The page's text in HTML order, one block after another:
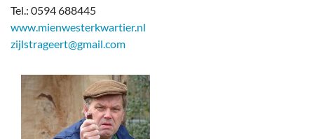
Welzijn & Maatschappij
Bedrijven
Prikbord & Aanbiedingen
Plaats bericht
Tel.: 0594 688445
www.mienwesterkwartier.nl
zijlstrageert@gmail.com